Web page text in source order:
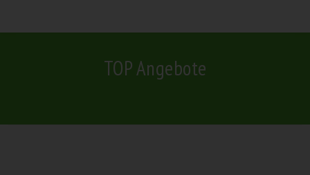
TOP Angebote